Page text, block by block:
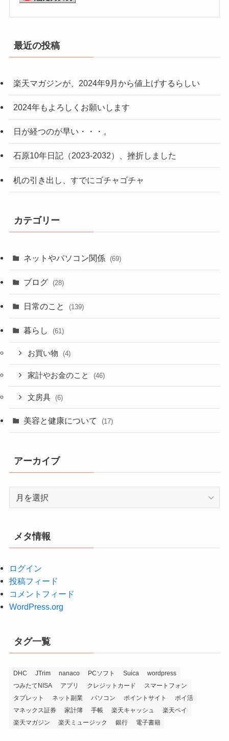
最近の投稿
楽天マガジンが、2024年9月から値上げするらしい
2024年もよろしくお願いします
日が経つのが早い・・・。
石原10年日記（2023-2032）、挫折しました
机の引き出し、すでにゴチャゴチャ
カテゴリー
ネットやパソコン関係 (69)
ブログ (28)
日常のこと (139)
暮らし (61)
お買い物 (4)
家計やお金のこと (46)
文房具 (6)
美容と健康について (17)
アーカイブ
メタ情報
ログイン
投稿フィード
コメントフィード
WordPress.org
タグ一覧
DHC JTrim nanaco PCソフト Suica
wordpress
つみたてNISA
アプリ クレジットカード
スマートフォン
タブレット
ネット副業 パソコン ポイントサイト
ポイ活
マネックス証券
家計簿 手帳 楽天キャッシュ
楽天ペイ
楽天マガジン
楽天ミュージック 銀行 電子書籍